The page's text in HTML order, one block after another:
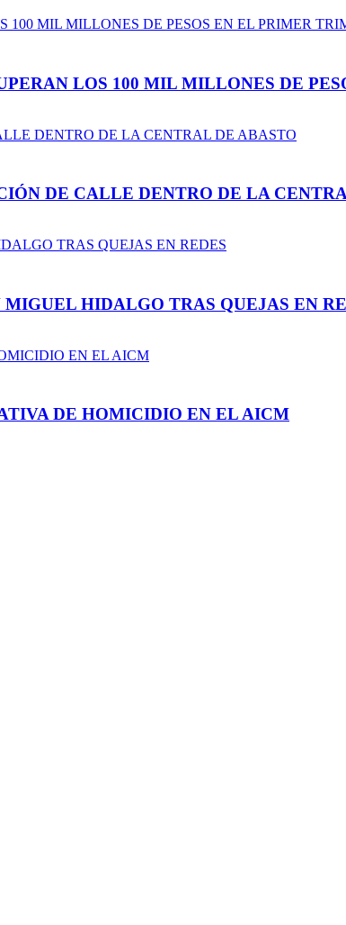
LOS 100 MIL MILLONES DE
DE CALLE DENTRO DE LA
HIDALGO TRAS QUEJAS EN
DE HOMICIDIO EN EL AICM